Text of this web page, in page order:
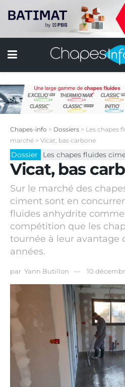
Chapes-info > Dossiers > Les chapes
marché > Vicat, bas carbone
Dossier Les chapes fluides
Vicat, bas
Sur le marché des
ciment sont en
fluides anhydrite
compétition que les
tournée à leur avantage
années.
par Yann Butillon 10